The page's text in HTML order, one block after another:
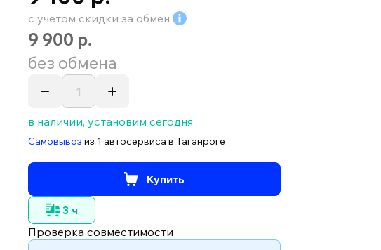
с учетом скидки за обмен
9 900 р.
без обмена
в наличии, установим сегодня
Самовывоз из 1 автосервиса в Таганроге
Купить
3 ч
Проверка совместимости